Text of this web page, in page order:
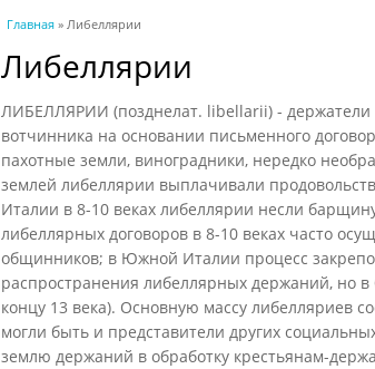
Вы здесь
Главная » Либеллярии
Либеллярии
ЛИБЕЛЛЯРИИ (позднелат. libellarii) - держатели
вотчинника на основании письменного
пахотные земли, виноградники, нередко
землей либеллярии выплачивали
Италии в 8-10 веках либеллярии несли
либеллярных договоров в 8-10 веках часто
общинников; в Южной Италии процесс
распространения либеллярных держаний, но
концу 13 века). Основную массу либелляриев
могли быть и представители других
землю держаний в обработку крестьянам-